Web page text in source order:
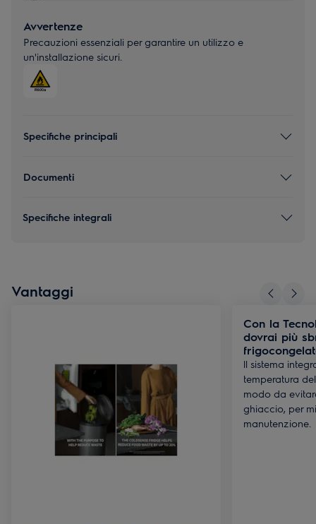
Avvertenze
Precauzioni essenziali per garantire un utilizzo e
un'installazione sicuri.
Specifiche principali
Documenti
Specifiche integrali
Vantaggi
Con la
dovrai più
ll sistema
temperatura
modo da
ghiaccio, per
manutenzione.